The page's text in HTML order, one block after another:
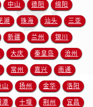
中山 德阳 绵阳
湖 珠海 汕头 三亚
新疆 兰州 银川
大庆 秦皇岛 沧州
常州 嘉兴 南通
山 扬州 金华 洛阳
潭 十堰 荆州 宜昌